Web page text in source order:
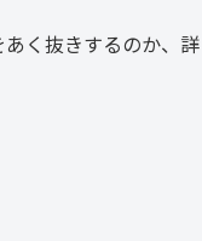
く抜きするのか、